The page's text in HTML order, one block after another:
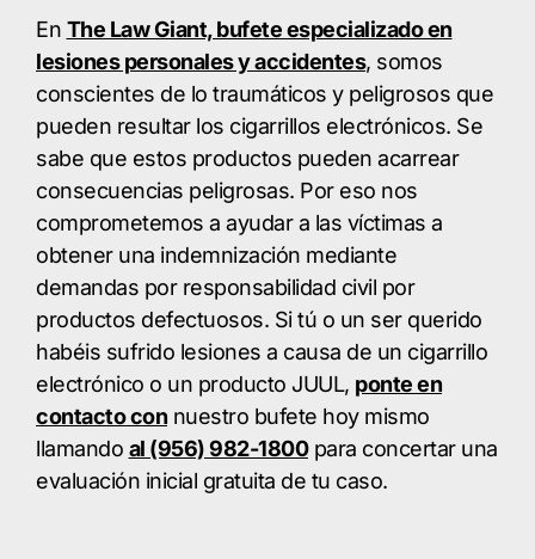
En The Law Giant, bufete especializado en
lesiones personales y accidentes, somos
conscientes de lo traumáticos y peligrosos que
pueden resultar los cigarrillos electrónicos. Se
sabe que estos productos pueden acarrear
consecuencias peligrosas. Por eso nos
comprometemos a ayudar a las víctimas a
obtener una indemnización mediante
demandas por responsabilidad civil por
productos defectuosos. Si tú o un ser querido
habéis sufrido lesiones a causa de un cigarrillo
electrónico o un producto JUUL, ponte en
contacto con nuestro bufete hoy mismo
llamando al (956) 982-1800para concertar una
evaluación inicial gratuita de tu caso.